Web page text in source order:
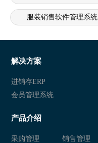
服装销售软件管理系统
服装零售店铺管理系统
服装管理软件
服装会员管理系统
解决方案
进销存ERP
会员管理系统
产品介绍
采购管理 销售管理